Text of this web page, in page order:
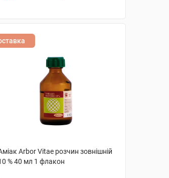
Arbor Vitae розчин зовнішній
% 40 мл 1 флакон